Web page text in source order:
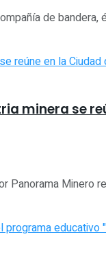
de bandera,
minera se
Panorama Minero